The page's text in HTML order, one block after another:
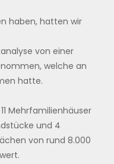
haben, hatten wir
von einer
welche an
hatte.
Mehrfamilienhäuser
und 4
von rund 8.000